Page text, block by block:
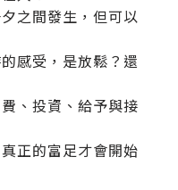
之間發生，但可以
感受，是放鬆？還
、投資、給予與接
正的富足才會開始